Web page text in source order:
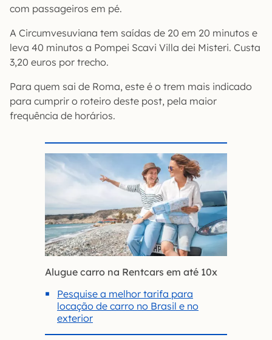
com passageiros em pé.
A Circumvesuviana tem saídas de 20 em 20 minutos e
leva 40 minutos a Pompei Scavi Villa dei Misteri. Custa
3,20 euros por trecho.
Para quem sai de Roma, este é o trem mais indicado
para cumprir o roteiro deste post, pela maior
frequência de horários.
Alugue carro na Rentcars em até 10x
Pesquise a melhor tarifa para
locação de carro no Brasil e no
exterior